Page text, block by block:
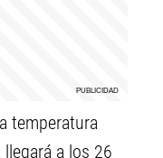
temperatura
a los 26